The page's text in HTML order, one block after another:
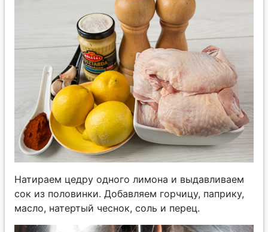
Натираем цедру одного лимона и выдавливаем
сок из половинки. Добавляем горчицу, паприку,
масло, натертый чеснок, соль и перец.